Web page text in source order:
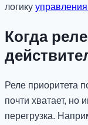
логику
Когда
Реле приоритета
почти хватает, но
перегрузка.